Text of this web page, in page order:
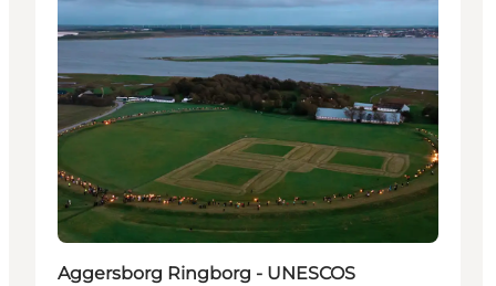
Aggersborg Ringborg - UNESCOS